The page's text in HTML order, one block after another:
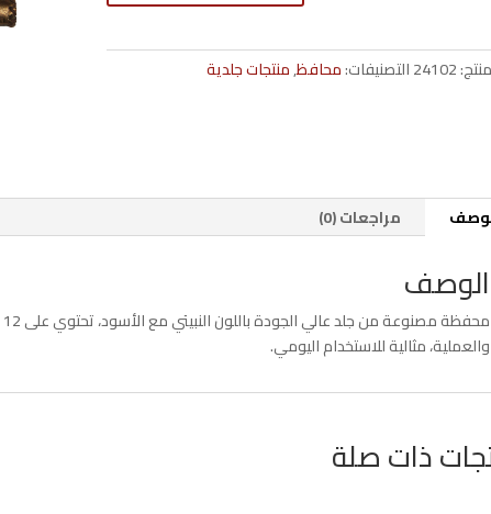
جلد
24102التصنيفات:محافظ,منتجات جلدية
مراجعات (0)
الوصف
والعملية، مثالية للاستخدام اليومي.
ذات صلة